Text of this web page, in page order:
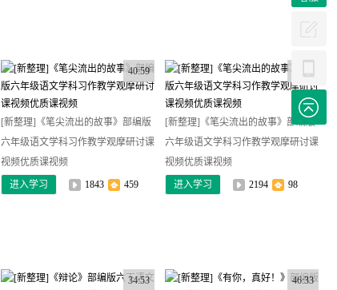
40:59
[新整理]《笔尖流出的故事》部编版
六年级语文学科习作教学观摩研讨课
视频优质课视频
进入学习
1843 459
48:05
[新整理]《笔尖流出的故事》部编版
六年级语文学科习作教学观摩研讨课
视频优质课视频
进入学习
2194 98
34:53 46:33